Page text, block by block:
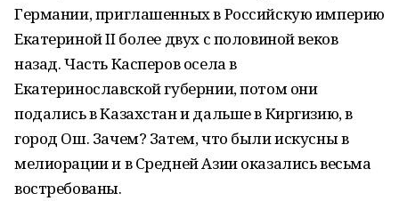
Германии, приглашенных в Российскую империю
Екатериной II более двух с половиной веков
назад. Часть Касперов осела в
Екатеринославской губернии, потом они
подались в Казахстан и дальше в Киргизию, в
город Ош. Зачем? Затем, что были искусны в
мелиорации и в Средней Азии оказались весьма
востребованы.